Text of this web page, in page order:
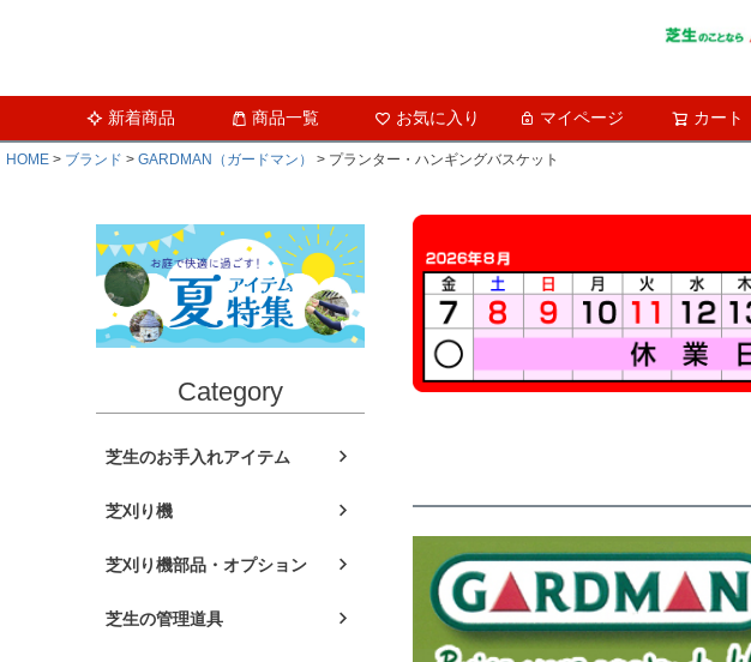
新着商品 商品一覧 お気に入り マイページ カート
HOME ブランド GARDMAN（ガードマン） プランター・ハンギングバスケット
Category
芝生のお手入れアイテム
芝刈り機
芝刈り機部品・オプション
芝生の管理道具